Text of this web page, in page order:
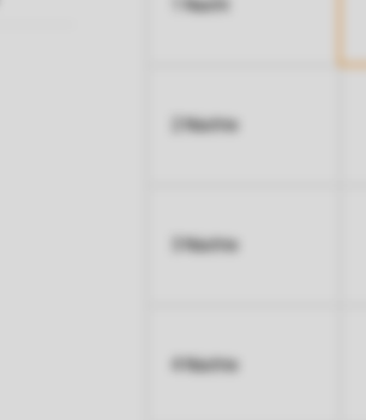
1 Nacht
2 Nächte
3 Nächte
4 Nächte